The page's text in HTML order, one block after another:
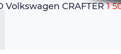
Volkswagen CRAFTER1